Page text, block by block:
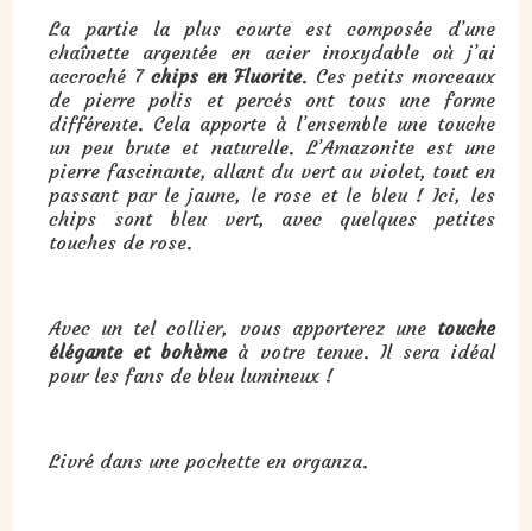
La partie la plus courte est composée d’une
chaînette argentée en acier inoxydable où j’ai
accroché 7chips en Fluorite. Ces petits morceaux
de pierre polis et percés ont tous une forme
différente. Cela apporte à l’ensemble une touche
un peu brute et naturelle. L’Amazonite est une
pierre fascinante, allant du vert au violet, tout en
passant par le jaune, le rose et le bleu ! Ici, les
chips sont bleu vert, avec quelques petites
touches de rose.
Avec un tel collier, vous apporterez une touche
élégante et bohèmeà votre tenue. Il sera idéal
pour les fans de bleu lumineux !
Livré dans une pochette en organza.